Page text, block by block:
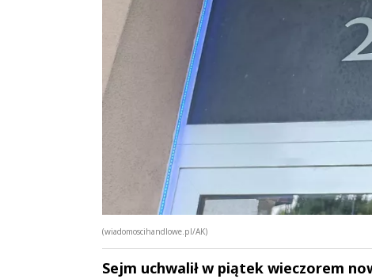
(wiadomoscihandlowe.pl/AK)
Sejm uchwalił w piątek wieczorem